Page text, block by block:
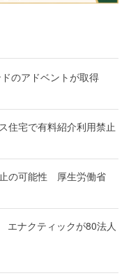
のアドベントが取得
住宅で有料紹介利用禁止
の可能性 厚生労働省
ナクティックが80法人